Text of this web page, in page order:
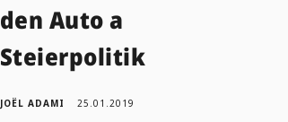
den Auto a
Steierpolitik
JOËL ADAMI 25.01.2019